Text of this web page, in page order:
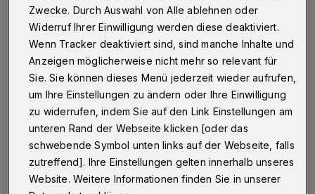
Überfall in der Südstadt
Zwecke. Durch Auswahl von Alle ablehnen oder
Widerruf Ihrer Einwilligung werden diese deaktiviert.
Wenn Tracker deaktiviert sind, sind manche Inhalte und
Anzeigen möglicherweise nicht mehr so relevant für
Sie. Sie können dieses Menü jederzeit wieder aufrufen,
um Ihre Einstellungen zu ändern oder Ihre Einwilligung
zu widerrufen, indem Sie auf den Link Einstellungen am
unteren Rand der Webseite klicken [oder das
schwebende Symbol unten links auf der Webseite, falls
zutreffend]. Ihre Einstellungen gelten innerhalb unseres
Website. Weitere Informationen finden Sie in unserer